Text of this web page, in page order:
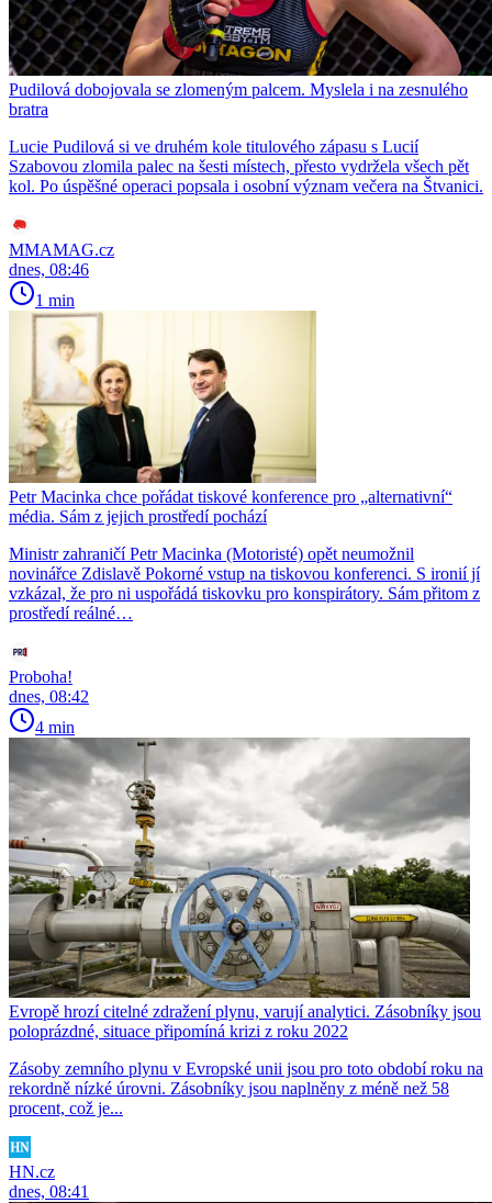
Pudilová dobojovala se zlomeným palcem. Myslela i na zesnulého
bratra
Lucie Pudilová si ve druhém kole titulového zápasu s Lucií
Szabovou zlomila palec na šesti místech, přesto vydržela všech pět
kol. Po úspěšné operaci popsala i osobní význam večera na Štvanici.
MMAMAG.cz
dnes, 08:46
1 min
Petr Macinka chce pořádat tiskové konference pro „alternativní“
média. Sám z jejich prostředí pochází
Ministr zahraničí Petr Macinka (Motoristé) opět neumožnil
novinářce Zdislavě Pokorné vstup na tiskovou konferenci. S ironií jí
vzkázal, že pro ni uspořádá tiskovku pro konspirátory. Sám přitom z
prostředí reálné…
Proboha!
dnes, 08:42
4 min
Evropě hrozí citelné zdražení plynu, varují analytici. Zásobníky jsou
poloprázdné, situace připomíná krizi z roku 2022
Zásoby zemního plynu v Evropské unii jsou pro toto období roku na
rekordně nízké úrovni. Zásobníky jsou naplněny z méně než 58
procent, což je...
HN.cz
dnes, 08:41